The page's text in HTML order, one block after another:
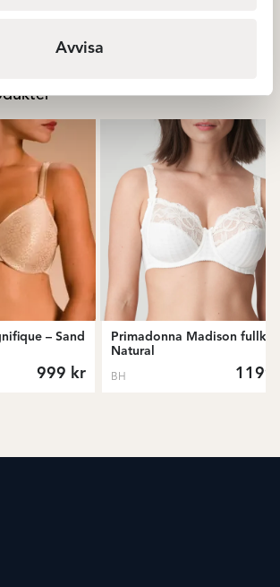
Avvisa
– Sand
999 kr
Primadonna Madison
Natural
BH 1199